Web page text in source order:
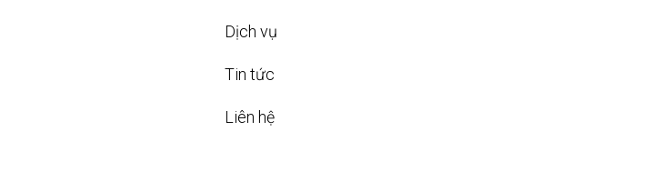
Dịch vụ
Tin tức
Liên hệ